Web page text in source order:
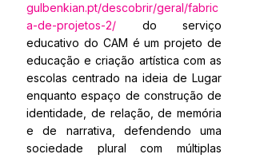
gulbenkian.pt/descobrir/geral/fabric
a-de-projetos-2/ do serviço
educativo do CAM é um projeto de
educação e criação artística com as
escolas centrado na ideia de Lugar
enquanto espaço de construção de
identidade, de relação, de memória
e de narrativa, defendendo uma
sociedade plural com múltiplas